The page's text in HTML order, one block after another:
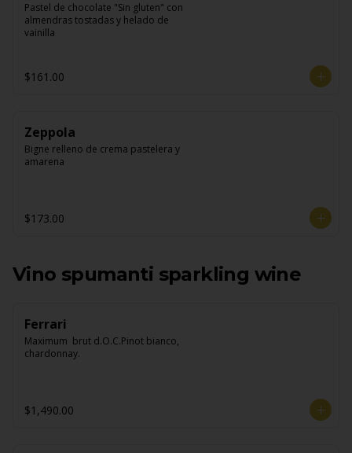
Pastel de chocolate "Sin gluten" con
almendras tostadas y helado de
vainilla
$161.00
Zeppola
Bigne relleno de crema pastelera y
amarena
$173.00
Vino spumanti sparkling wine
Ferrari
Maximum  brut d.O.C.Pinot bianco,
chardonnay.
$1,490.00